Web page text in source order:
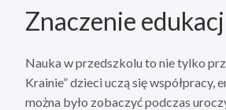
Znaczenie
Nauka w przedszkolu to nie tylko
Krainie” dzieci uczą się
można było zobaczyć podczas